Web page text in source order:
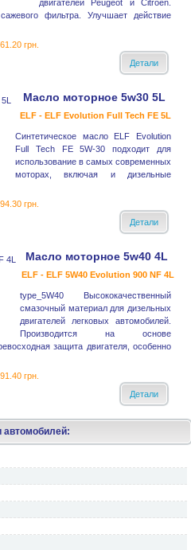
автомобилей:
двигателей Peugeot и Citroёn.
фильтра. Улучшает действие
грн.
Детали
Масло моторное 5w30 5L
ELF - ELF Evolution Full Tech FE 5L
Синтетическое масло ELF Evolution
Full Tech FE 5W-30 подходит для
использование в самых современных
моторах, включая и дизельные
грн.
Детали
Масло моторное 5w40 4L
ELF - ELF 5W40 Evolution 900 NF 4L
type_5W40 Высококачественный
смазочный материал для дизельных
двигателей легковых автомобилей.
Производится на основе
защита двигателя, особенно
грн.
Детали